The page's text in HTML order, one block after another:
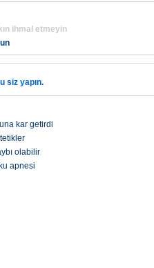
ihmal etmeyin
siz yapın.
kar getirdi
olabilir
apnesi